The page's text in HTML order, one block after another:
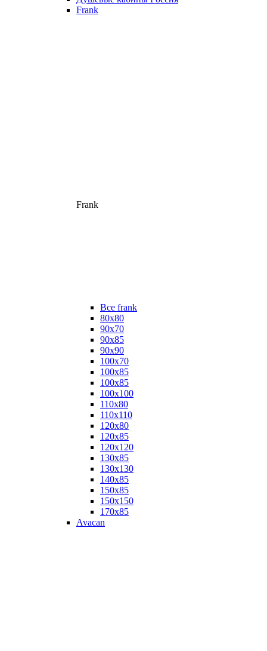
Frank
Frank
Все frank
80х80
90х70
90х85
90х90
100х70
100х85
100х85
100х100
110х80
110х110
120х80
120х85
120х120
130х85
130х130
140х85
150х85
150х150
170х85
Avacan